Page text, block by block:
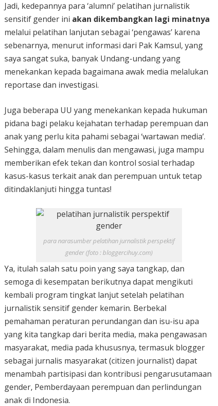
Jadi, kedepannya para ‘alumni’ pelatihan jurnalistik
sensitif gender ini akan dikembangkan lagi minatnya
melalui pelatihan lanjutan sebagai ‘pengawas’ karena
sebenarnya, menurut informasi dari Pak Kamsul, yang
saya sangat suka, banyak Undang-undang yang
menekankan kepada bagaimana awak media melalukan
reportase dan investigasi.
Juga beberapa UU yang menekankan kepada hukuman
pidana bagi pelaku kejahatan terhadap perempuan dan
anak yang perlu kita pahami sebagai ‘wartawan media’.
Sehingga, dalam menulis dan mengawasi, juga mampu
memberikan efek tekan dan kontrol sosial terhadap
kasus-kasus terkait anak dan perempuan untuk tetap
ditindaklanjuti hingga tuntas!
para narasumber pelatihan jurnalistik perspektif
gender (foto : bloggercihuy.com)
Ya, itulah salah satu poin yang saya tangkap, dan
semoga di kesempatan berikutnya dapat mengikuti
kembali program tingkat lanjut setelah pelatihan
jurnalistik sensitif gender kemarin. Berbekal
pemahaman peraturan perundangan dan isu-isu apa
yang kita tangkap dari berita media, maka pengawasan
masyarakat, media pada khususnya, termasuk blogger
sebagai jurnalis masyarakat (citizen journalist) dapat
menambah partisipasi dan kontribusi pengarusutamaan
gender, Pemberdayaan perempuan dan perlindungan
anak di Indonesia.